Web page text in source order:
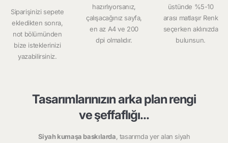
Siparişinizi sepete
ekledikten sonra,
not bölümünden
bize isteklerinizi
yazabilirsiniz.
hazırlıyorsanız,
çalışacağınız sayfa,
en az A4 ve 200
dpi olmalıdır.
üstünde %5-10
arası matlaşır Renk
seçerken aklınızda
bulunsun.
Tasarımlarınızın arka plan rengi
ve şeffaflığı...
Siyah kumaşa baskılarda, tasarımda yer alan siyah